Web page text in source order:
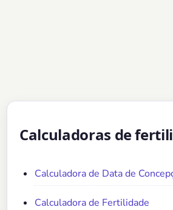
Calculadoras de
Calculadora de Data de
Calculadora de Fertilidade